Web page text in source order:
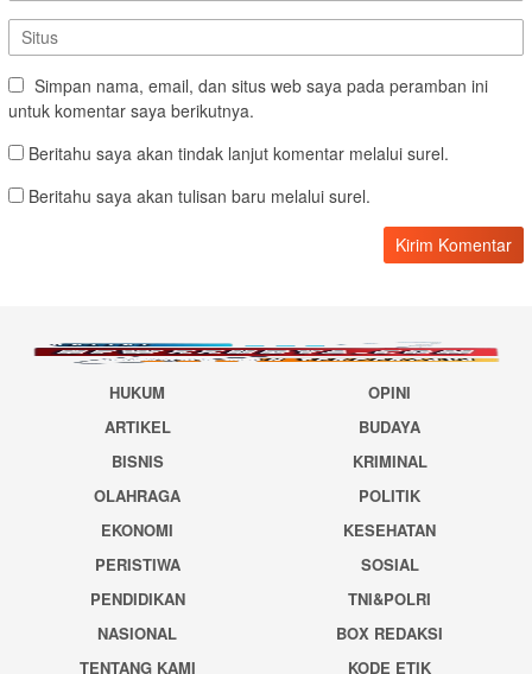
Simpan nama, email, dan situs web saya pada peramban ini
untuk komentar saya berikutnya.
Beritahu saya akan tindak lanjut komentar melalui surel.
Beritahu saya akan tulisan baru melalui surel.
HUKUM
OPINI
ARTIKEL
BUDAYA
BISNIS
KRIMINAL
OLAHRAGA
POLITIK
EKONOMI
KESEHATAN
PERISTIWA
SOSIAL
PENDIDIKAN
TNI&POLRI
NASIONAL
BOX REDAKSI
TENTANG KAMI
KODE ETIK